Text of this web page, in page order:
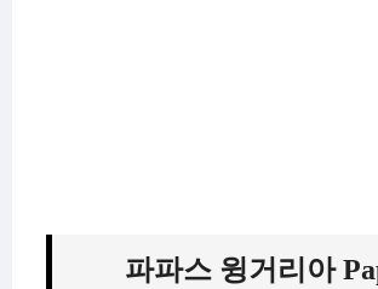
파파스 윙거리아